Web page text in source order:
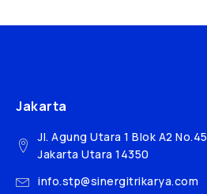
Jakarta
Jl. Agung Utara 1 Blok A2 No.45
Jakarta Utara 14350
info.stp@sinergitrikarya.com